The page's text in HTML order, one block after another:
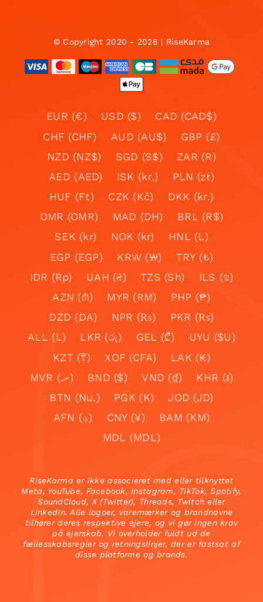
© Copyright 2020 - 2026 | RiseKarma
EUR (€) USD ($)
CAD (CAD$)
CHF (CHF)
AUD (AU$)
GBP (£)
NZD (NZ$)
SGD (S$)
ZAR (R)
AED (AED)
ISK (kr.)
PLN (zł)
HUF (Ft)
CZK (Kč)
DKK (kr.)
OMR (OMR)
MAD (DH)
BRL (R$)
SEK (kr)
NOK (kr)
HNL (L)
EGP (EGP)
KRW (₩)
TRY (₺)
IDR (Rp)
UAH (₴) TZS (Sh)
ILS (₪)
AZN (₼)
MYR (RM)
PHP (₱)
DZD (DA)
NPR (₨)
PKR (₨)
ALL (L)
LKR (රු) GEL (₾)
UYU ($U)
KZT (₸)
XOF (CFA)
LAK (₭)
MVR (.ރ)
BND ($) VND (₫)
KHR (៛)
BTN (Nu.)
PGK (K)
JOD (JD)
AFN (؋)
CNY (¥)
BAM (KM)
MDL (MDL)
RiseKarma er ikke associeret med eller tilknyttet
Meta, YouTube, Facebook, Instagram, TikTok, Spotify,
SoundCloud, X (Twitter), Threads, Twitch eller
LinkedIn. Alle logoer, varemærker og brandnavne
tilhører deres respektive ejere, og vi gør ingen krav
på ejerskab. Vi overholder fuldt ud de
fællesskabsregler og retningslinjer, der er fastsat af
disse platforme og brands.